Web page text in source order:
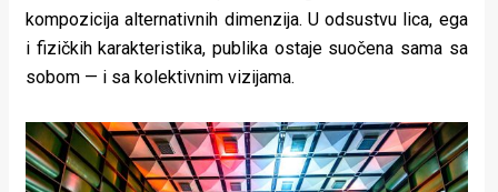
kompozicija alternativnih dimenzija. U odsustvu lica, ega
i fizičkih karakteristika, publika ostaje suočena sama sa
sobom — i sa kolektivnim vizijama.